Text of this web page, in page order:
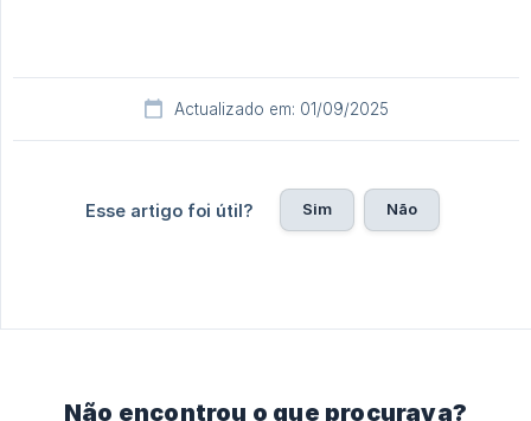
Actualizado em: 01/09/2025
Esse artigo foi útil? Sim Não
Não encontrou o que procurava?